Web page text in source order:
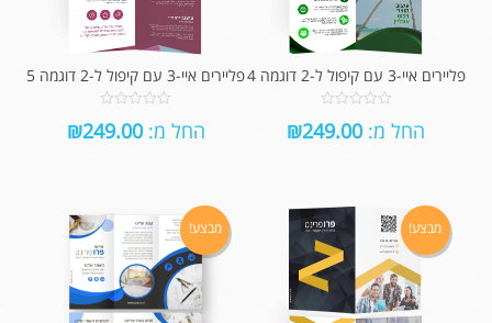
פליירים איי-3 עם קיפול ל-2 דוגמה 4
out
החל מ: ₪249.00
פליירים איי-3 עם קיפול ל-2 דוגמה 5
out
החל מ: ₪249.00
מבצע! מבצע!